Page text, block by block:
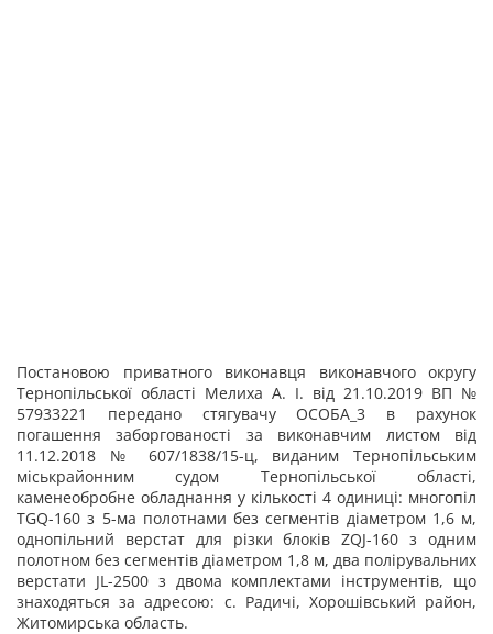
Постановою приватного виконавця виконавчого округу
Тернопільської області Мелиха А. І. від 21.10.2019 ВП №
57933221 передано стягувачу ОСОБА_3 в рахунок
погашення заборгованості за виконавчим листом від
11.12.2018 № 607/1838/15-ц, виданим Тернопільським
міськрайонним судом Тернопільської області,
каменеобробне обладнання у кількості 4 одиниці: многопіл
TGQ-160 з 5-ма полотнами без сегментів діаметром 1,6 м,
однопільний верстат для різки блоків ZQJ-160 з одним
полотном без сегментів діаметром 1,8 м, два полірувальних
верстати JL-2500 з двома комплектами інструментів, що
знаходяться за адресою: с. Радичі, Хорошівський район,
Житомирська область.